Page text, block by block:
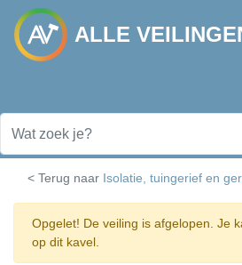
ALLE
< Terug naar Isolatie, tuingerief en
Opgelet! De veiling is afgelopen. Je
op dit kavel.